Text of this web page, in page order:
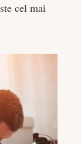
cel mai